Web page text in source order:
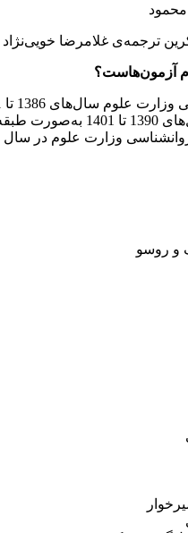
محمود
ترجمه‌ی غلامرضا
طبقه‌بندی‌شده و با پاسخ کاملا تشریحی.
تشریحی.
1420با پاسخ کاملا تشریحی در انتهای کتاب.